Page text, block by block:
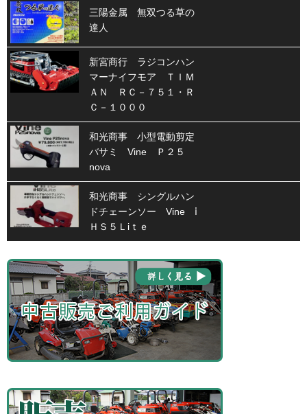
三陽金属 無双つる草の
達人
新宮商行 ラジコンハン
マーナイフモア ＴＩＭ
ＡＮ ＲＣ－７５１・Ｒ
Ｃ－１０００
和光商事 小型電動剪定
バサミ Vine Ｐ２５
nova
和光商事 シングルハン
ドチェーンソー Vine ⅰ
ＨＳ５Ｌiｔｅ